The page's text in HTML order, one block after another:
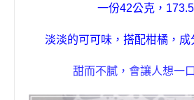
一份42公克 ， 173.5
淡淡的可可味，搭配柑橘，成
甜而不膩，會讓人想一